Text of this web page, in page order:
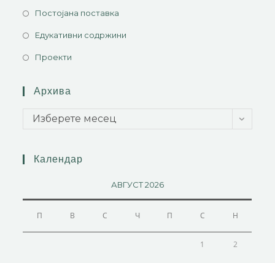
Постојана поставка
Едукативни содржини
Проекти
Архива
Изберете месец
Календар
АВГУСТ 2026
П В С Ч П С Н
1 2